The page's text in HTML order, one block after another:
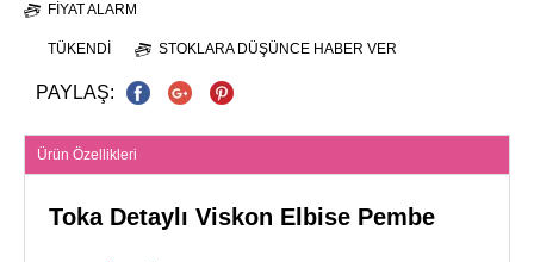
FIYAT ALARM
TÜKENDI STOKLARA DÜŞÜNCE HABER VER
PAYLAŞ:
Ürün Özellikleri
Toka Detaylı Viskon Elbise Pembe